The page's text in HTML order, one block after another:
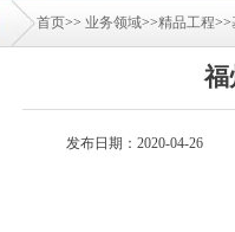
首页>> 业务领域>>精品工程>>
福
发布日期：2020-04-26